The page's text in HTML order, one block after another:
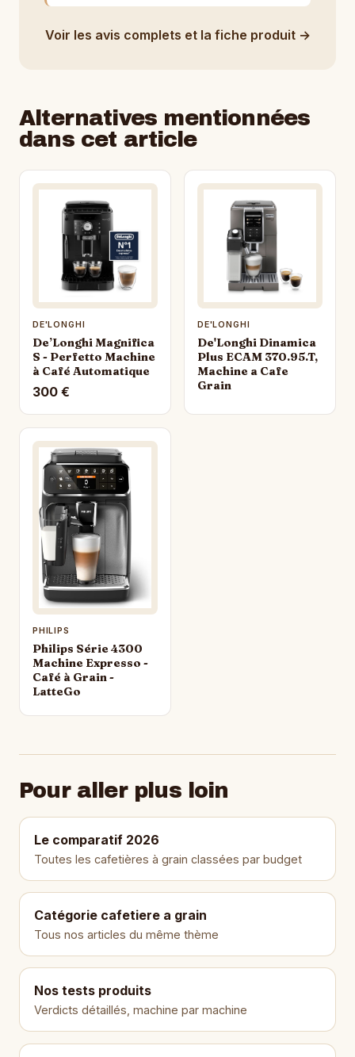
Voir les avis complets et la fiche produit →
Alternatives mentionnées
dans cet article
DE'LONGHI
De’Longhi Magnifica
S - Perfetto Machine
à Café Automatique
300 €
DE'LONGHI
De'Longhi Dinamica
Plus ECAM 370.95.T,
Machine a Cafe
Grain
PHILIPS
Philips Série 4300
Machine Expresso -
Café à Grain -
LatteGo
Pour aller plus loin
Le comparatif 2026
Toutes les cafetières à grain classées par budget
Catégorie cafetiere a grain
Tous nos articles du même thème
Nos tests produits
Verdicts détaillés, machine par machine